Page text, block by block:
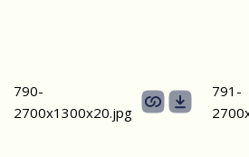
790-
2700х1300x20.jpg
791-